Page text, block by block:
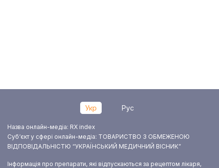
Укр Рус
Назва онлайн-медіа: RX index
Суб‘єкт у сфері онлайн-медіа: ТОВАРИСТВО З ОБМЕЖЕНОЮ
ВІДПОВІДАЛЬНІСТЮ “УКРАЇНСЬКИЙ МЕДИЧНИЙ ВІСНИК”
Інформація про препарати, які відпускаються за рецептом лікаря,